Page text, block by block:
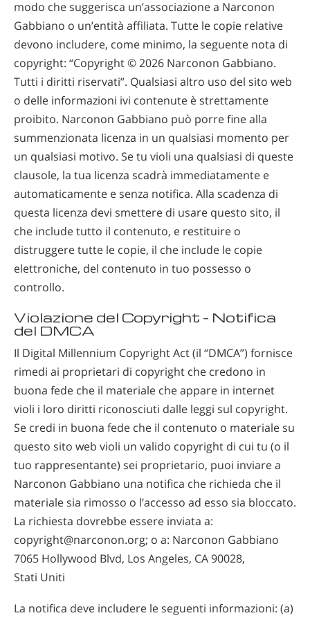
modo che suggerisca un’associazione a Narconon
Gabbiano o un’entità affiliata. Tutte le copie relative
devono includere, come minimo, la seguente nota di
copyright: “Copyright © 2026 Narconon Gabbiano.
Tutti i diritti riservati”. Qualsiasi altro uso del sito web
o delle informazioni ivi contenute è strettamente
proibito. Narconon Gabbiano può porre fine alla
summenzionata licenza in un qualsiasi momento per
un qualsiasi motivo. Se tu violi una qualsiasi di queste
clausole, la tua licenza scadrà immediatamente e
automaticamente e senza notifica. Alla scadenza di
questa licenza devi smettere di usare questo sito, il
che include tutto il contenuto, e restituire o
distruggere tutte le copie, il che include le copie
elettroniche, del contenuto in tuo possesso o
controllo.
Violazione del Copyright – Notifica
del DMCA
Il Digital Millennium Copyright Act (il “DMCA”) fornisce
rimedi ai proprietari di copyright che credono in
buona fede che il materiale che appare in internet
violi i loro diritti riconosciuti dalle leggi sul copyright.
Se credi in buona fede che il contenuto o materiale su
questo sito web violi un valido copyright di cui tu (o il
tuo rappresentante) sei proprietario, puoi inviare a
Narconon Gabbiano una notifica che richieda che il
materiale sia rimosso o l’accesso ad esso sia bloccato.
La richiesta dovrebbe essere inviata a:
copyright@narconon.org; o a: Narconon Gabbiano
7065 Hollywood Blvd, Los Angeles, CA 90028,
Stati Uniti
La notifica deve includere le seguenti informazioni: (a)